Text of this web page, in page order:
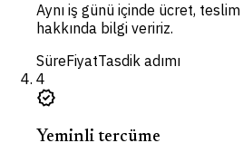
Aynı iş günü içinde ücret,
hakkında bilgi veririz.
SüreFiyatTasdik adımı
4
verified
Yeminli tercüme